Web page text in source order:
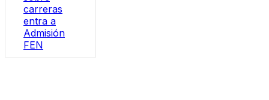
carreras
entra a
Admisión
FEN